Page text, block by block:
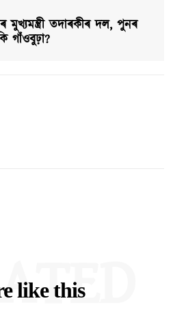
মুখ্যমন্ত্ৰী তদাৰকীৰ দল, পুনৰ
গাঁওবুঢ়া?
like this